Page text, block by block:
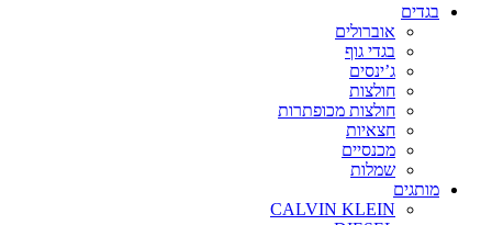
בגדים
אוברולים
בגדי גוף
ג’ינסים
חולצות
חולצות מכופתרות
חצאיות
מכנסיים
שמלות
מותגים
CALVIN KLEIN